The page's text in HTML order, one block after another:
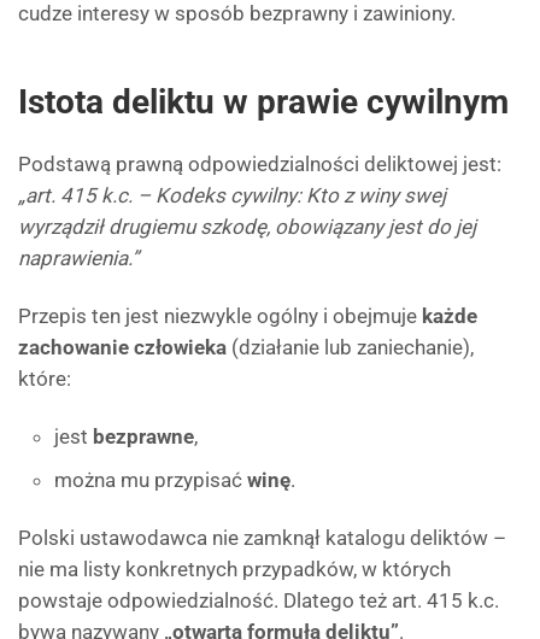
cudze interesy w sposób bezprawny i zawiniony.
Istota deliktu w prawie cywilnym
Podstawą prawną odpowiedzialności deliktowej jest:
„art. 415 k.c. – Kodeks cywilny: Kto z winy swej
wyrządził drugiemu szkodę, obowiązany jest do jej
naprawienia.”
Przepis ten jest niezwykle ogólny i obejmuje każde
zachowanie człowieka (działanie lub zaniechanie),
które:
jest bezprawne,
można mu przypisać winę.
Polski ustawodawca nie zamknął katalogu deliktów –
nie ma listy konkretnych przypadków, w których
powstaje odpowiedzialność. Dlatego też art. 415 k.c.
bywa nazywany „otwartą formułą deliktu”.